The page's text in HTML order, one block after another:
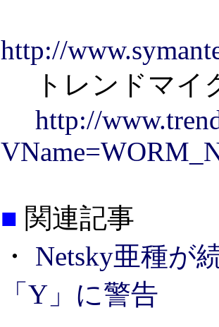
http://
トレンドマイ
http://
■ 関連記事
・ Netsky亜種が
「Y」に警告